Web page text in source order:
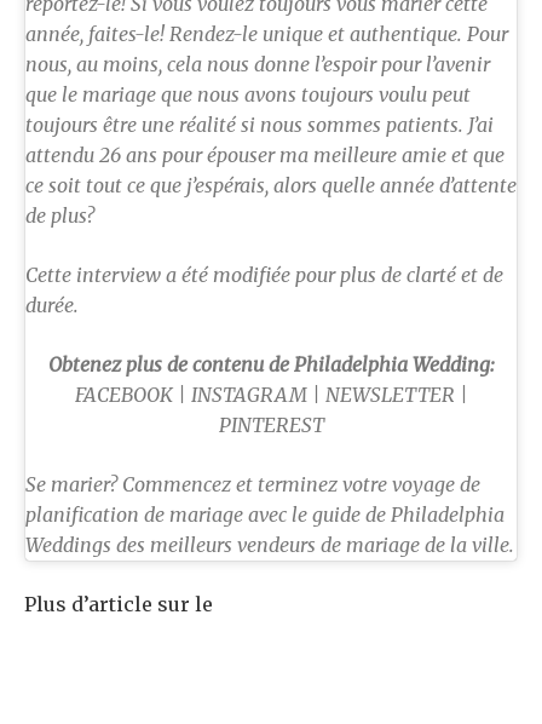
année, faites-le! Rendez-le unique et authentique. Pour
nous, au moins, cela nous donne l’espoir pour l’avenir
que le mariage que nous avons toujours voulu peut
toujours être une réalité si nous sommes patients. J’ai
attendu 26 ans pour épouser ma meilleure amie et que
ce soit tout ce que j’espérais, alors quelle année d’attente
de plus?
Cette interview a été modifiée pour plus de clarté et de
durée.
Obtenez plus de contenu de Philadelphia Wedding:
FACEBOOK | INSTAGRAM | NEWSLETTER |
PINTEREST
Se marier? Commencez et terminez votre voyage de
planification de mariage avec le guide de Philadelphia
Weddings des meilleurs vendeurs de mariage de la ville.
Plus d’article sur le